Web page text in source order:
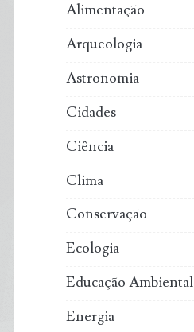
Alimentação
Arqueologia
Astronomia
Cidades
Ciência
Clima
Conservação
Ecologia
Educação Ambiental
Energia